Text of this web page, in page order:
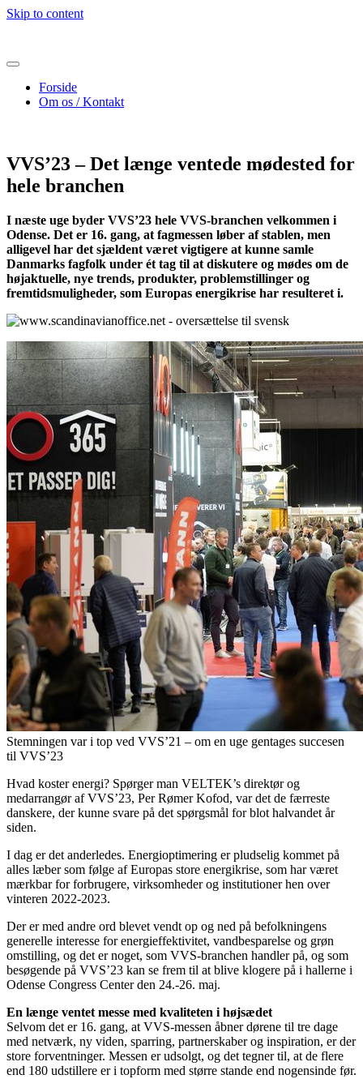
Skip to content
Forside
Om os / Kontakt
VVS’23 – Det længe ventede mødested for
hele branchen
I næste uge byder VVS’23 hele VVS-branchen velkommen i
Odense. Det er 16. gang, at fagmessen løber af stablen, men
alligevel har det sjældent været vigtigere at kunne samle
Danmarks fagfolk under ét tag til at diskutere og mødes om de
højaktuelle, nye trends, produkter, problemstillinger og
fremtidsmuligheder, som Europas energikrise har resulteret i.
Stemningen var i top ved VVS’21 – om en uge gentages succesen
til VVS’23
Hvad koster energi? Spørger man VELTEK’s direktør og
medarrangør af VVS’23, Per Rømer Kofod, var det de færreste
danskere, der kunne svare på det spørgsmål for blot halvandet år
siden.
I dag er det anderledes. Energioptimering er pludselig kommet på
alles læber som følge af Europas store energikrise, som har været
mærkbar for forbrugere, virksomheder og institutioner hen over
vinteren 2022-2023.
Der er med andre ord blevet vendt op og ned på befolkningens
generelle interesse for energieffektivitet, vandbesparelse og grøn
omstilling, og det er noget, som VVS-branchen handler på, og som
besøgende på VVS’23 kan se frem til at blive klogere på i hallerne i
Odense Congress Center den 24.-26. maj.
En længe ventet messe med kvaliteten i højsædet
Selvom det er 16. gang, at VVS-messen åbner dørene til tre dage
med netværk, ny viden, sparring, partnerskaber og inspiration, er der
store forventninger. Messen er udsolgt, og det tegner til, at de flere
end 180 udstillere er i topform med større stande end nogensinde før.